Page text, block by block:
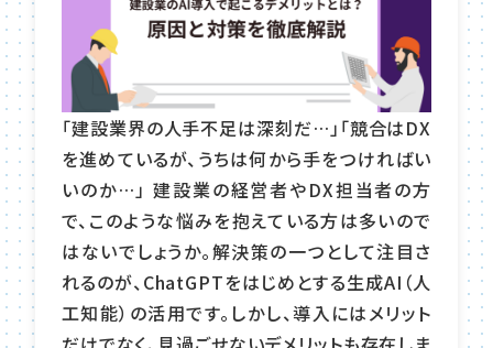
「建設業界の人手不足は深刻だ…」「競合はDX
を進めているが、うちは何から手をつければい
いのか…」 建設業の経営者やDX担当者の方
で、このような悩みを抱えている方は多いので
はないでしょうか。解決策の一つとして注目さ
れるのが、ChatGPTをはじめとする生成AI（人
工知能）の活用です。しかし、導入にはメリット